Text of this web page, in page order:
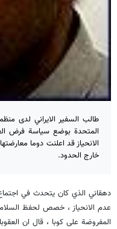
طالب السفير الايراني لدى
المتحدة بوضع سياسة فرض
الانحياز قد اعلنت دوما
خارج الحدود.
دهقاني الذي كان يتحدث في
عدم الانحياز ، خصص لحفظ السلام
المفروضة على كوبا ، قال ان